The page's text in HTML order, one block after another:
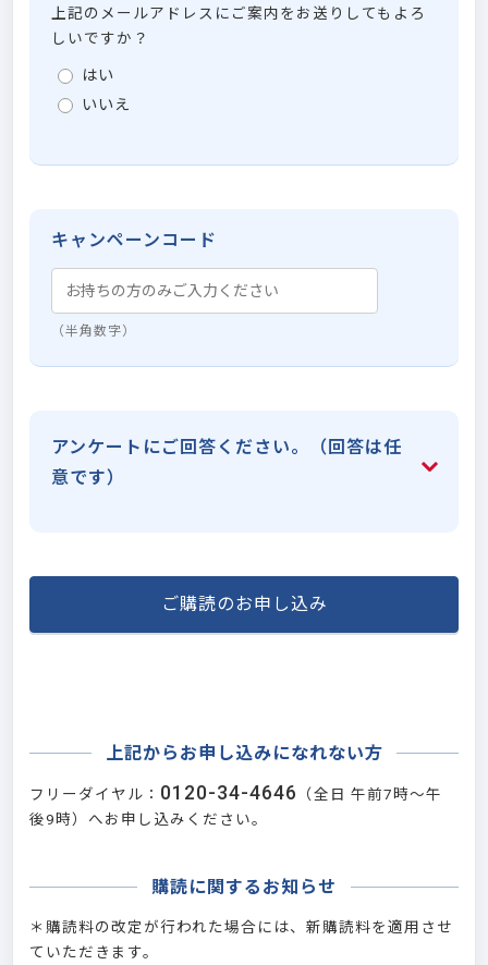
上記のメールアドレスにご案内をお送りしてもよろ
しいですか？
はい
いいえ
キャンペーンコード
（半角数字）
アンケートにご回答ください。（回答は任
意です）
30歳～34歳
35歳～39歳
45歳～49歳
50歳～54歳
55歳～59歳
ご購読のお申し込み
上記からお申し込みになれない方
フリーダイヤル： 0120-34-4646
（全日 午前7時～午
後9時）へお申し込みください。
購読に関するお知らせ
＊購読料の改定が行われた場合には、新購読料を適用させ
ていただきます。